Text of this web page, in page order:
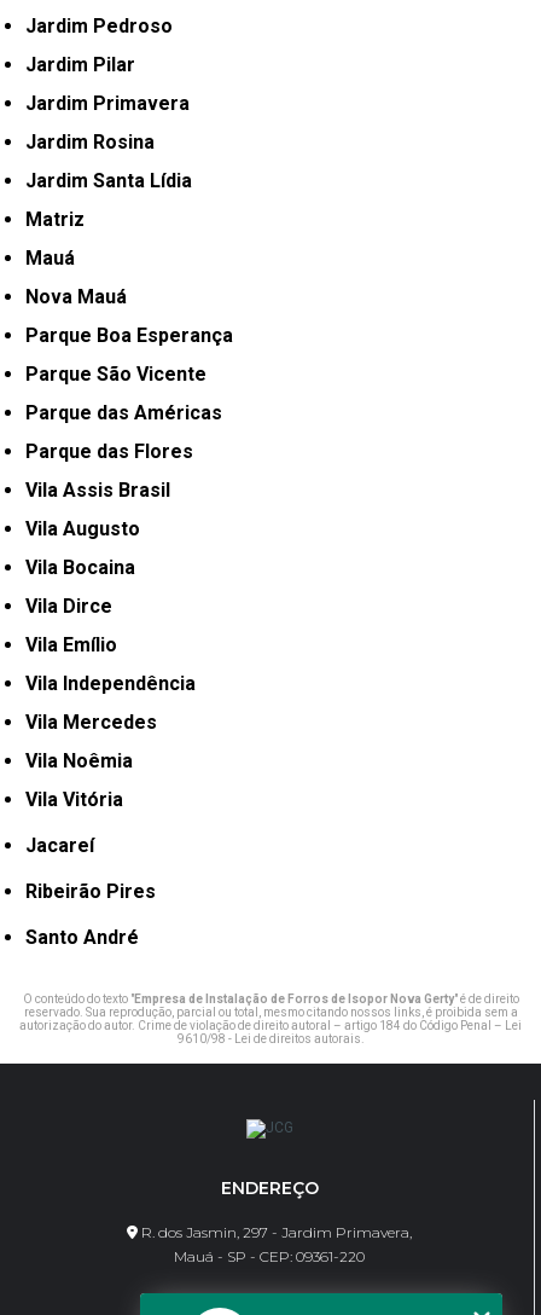
Jardim Pedroso
Jardim Pilar
Jardim Primavera
Jardim Rosina
Jardim Santa Lídia
Matriz
Mauá
Nova Mauá
Parque Boa Esperança
Parque São Vicente
Parque das Américas
Parque das Flores
Vila Assis Brasil
Vila Augusto
Vila Bocaina
Vila Dirce
Vila Emílio
Vila Independência
Vila Mercedes
Vila Noêmia
Vila Vitória
Jacareí
Ribeirão Pires
Santo André
O conteúdo do texto "Empresa de Instalação de Forros de Isopor Nova Gerty" é de direito
reservado. Sua reprodução, parcial ou total, mesmo citando nossos links, é proibida sem a
autorização do autor. Crime de violação de direito autoral – artigo 184 do Código Penal –
Lei
9610/98 - Lei de direitos autorais
ENDEREÇO
R. dos Jasmin, 297 - Jardim Primavera,
Mauá - SP - CEP: 09361-220